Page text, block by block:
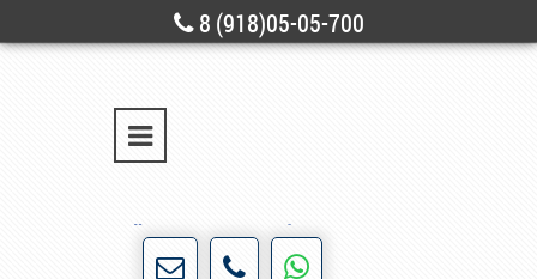
8 (918)05-05-700
г. Новороссийск ул. Свободы, д. 28